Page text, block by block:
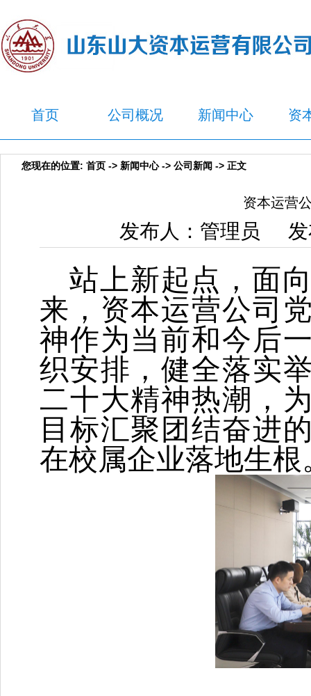
首页 公司概况 新闻中心 资
您现在的位置: 首页 -> 新闻中心-> 公司新闻 -> 正文
资本运营
发布人：管理员
站上新起点，面
来 ，资本运营公司
神作为当前和今后
织安排，健全落实
二十大精神热潮 ，
目标汇聚团结奋进
在校属企业落地生根